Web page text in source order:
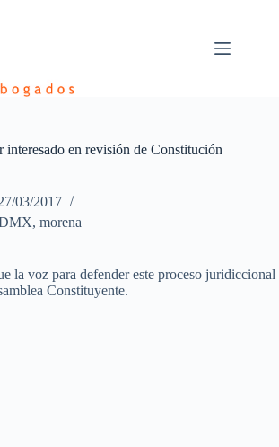
interesado en revisión de Constitución
03/2017
, morena
la voz para defender este proceso juridiccional
Constituyente.